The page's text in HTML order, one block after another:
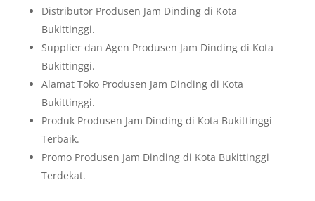
Distributor Produsen Jam Dinding di Kota
Bukittinggi.
Supplier dan Agen Produsen Jam Dinding di Kota
Bukittinggi.
Alamat Toko Produsen Jam Dinding di Kota
Bukittinggi.
Produk Produsen Jam Dinding di Kota Bukittinggi
Terbaik.
Promo Produsen Jam Dinding di Kota Bukittinggi
Terdekat.